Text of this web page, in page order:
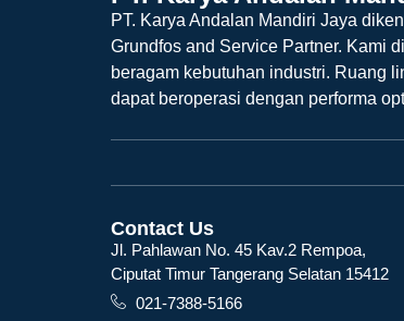
PT. Karya Andalan Mandiri Jaya
Grundfos and Service Partner. Kami
beragam kebutuhan industri. Ruang
dapat beroperasi dengan performa
Contact Us
Jl. Pahlawan No. 45 Kav.2 Rempoa,
Ciputat Timur Tangerang Selatan 15412
021-7388-5166